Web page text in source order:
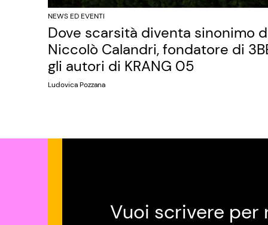
NEWS ED EVENTI
Dove scarsità diventa sinonimo
Niccolò Calandri, fondatore di
gli autori di KRANG 05
Ludovica Pozzana
Vuoi scrivere per